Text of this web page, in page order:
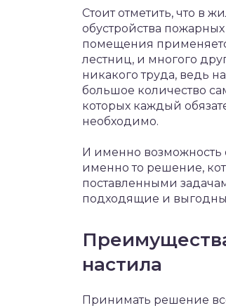
Стоит отметить, что в
обустройства
помещения
лестниц, и многого
никакого труда, ведь
большое количество
которых каждый
необходимо.
И именно
именно то решение,
поставленными
подходящие и
настила
Принимать решение